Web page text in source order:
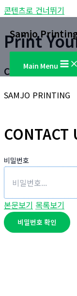
콘텐츠로 건너뛰기
Samjo
Main Menu
Print
Customer
SAMJO PRINTING
CONTACT
비밀번호
본문보기 목록보기
비밀번호 확인